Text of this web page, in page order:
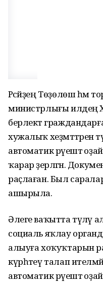
Рәсәйҙең Төҙөлөш
министрлығы илдең
берлектә
хужалыҡ хеҙмәттәренә
автоматик рәүештә
ҡарар әҙерләгән.
раҫлаған. Был
ашырыла.
Әлеге ваҡытта түләү
социаль яҡлау
алыуға хоҡуҡтарын
күрһәтеү талап
автоматик рәүештә